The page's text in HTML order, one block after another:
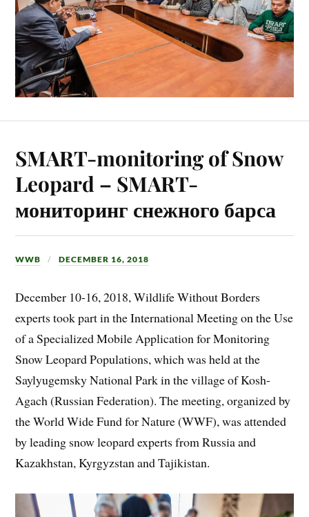
SMART-monitoring of Snow
Leopard – SMART-
мониторинг снежного барса
WWB DECEMBER 16, 2018
December 10-16, 2018, Wildlife Without Borders
experts took part in the International Meeting on the Use
of a Specialized Mobile Application for Monitoring
Snow Leopard Populations, which was held at the
Saylyugemsky National Park in the village of Kosh-
Agach (Russian Federation). The meeting, organized by
the World Wide Fund for Nature (WWF), was attended
by leading snow leopard experts from Russia and
Kazakhstan, Kyrgyzstan and Tajikistan.